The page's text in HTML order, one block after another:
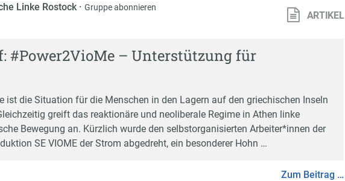
Linke Rostock · Gruppe abonnieren
ARTIKEL
#Power2VioMe – Unterstützung für
ist die Situation für die Menschen in den Lagern auf den griechischen Inseln
greift das reaktionäre und neoliberale Regime in Athen linke
Bewegung an. Kürzlich wurde den selbstorganisierten Arbeiter*innen der
SE VIOME der Strom abgedreht, ein besonderer Hohn …
Zum Beitrag …